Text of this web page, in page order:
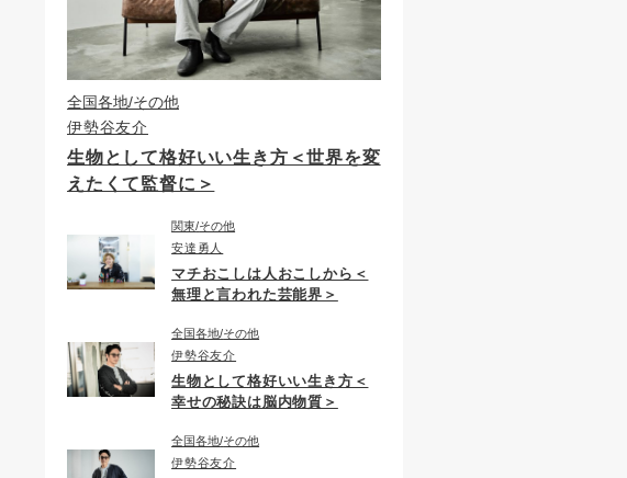
全国各地 その他
伊勢谷友介
生物として格好いい生き方＜世界を変
えたくて監督に＞
関東 その他
安達勇人
マチおこしは人おこしから＜
無理と言われた芸能界＞
全国各地 その他
伊勢谷友介
生物として格好いい生き方＜
幸せの秘訣は脳内物質＞
全国各地 その他
伊勢谷友介